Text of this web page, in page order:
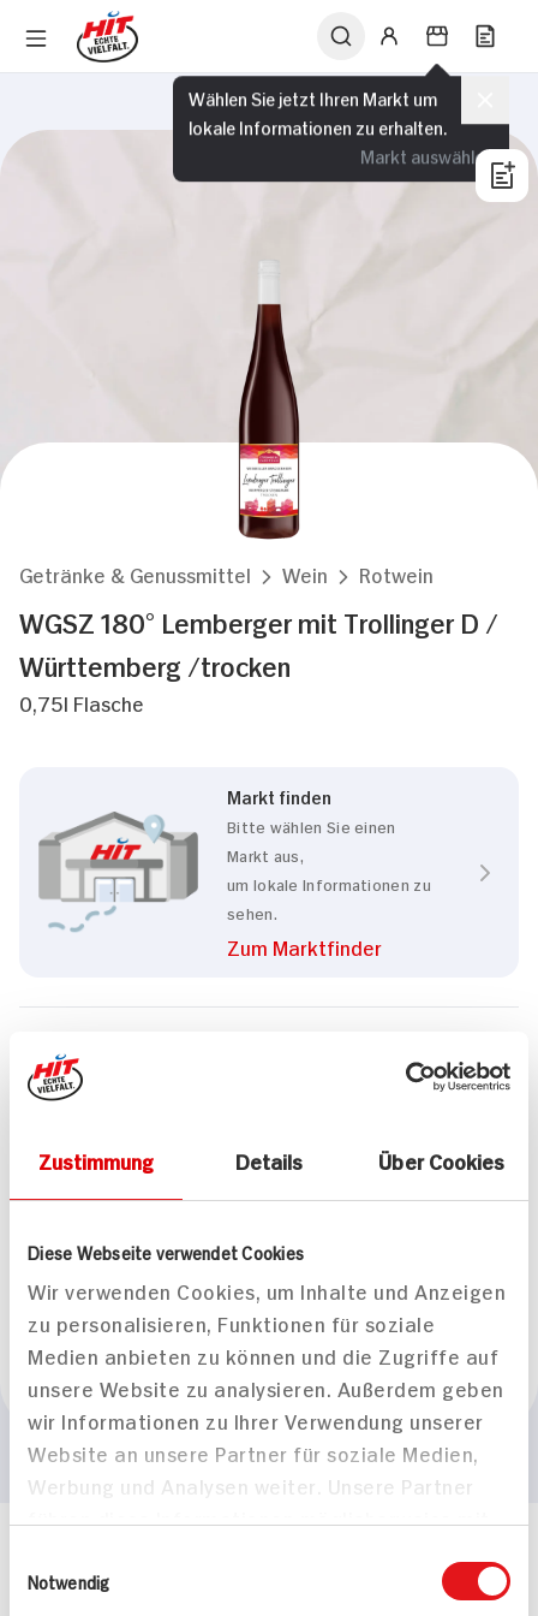
Zustimmung Details Über Cookies
Diese Webseite verwendet Cookies
Wir verwenden Cookies, um Inhalte und Anzeigen
zu personalisieren, Funktionen für soziale
Medien anbieten zu können und die Zugriffe auf
unsere Website zu analysieren. Außerdem geben
wir Informationen zu Ihrer Verwendung unserer
Website an unsere Partner für soziale Medien,
Werbung und Analysen weiter. Unsere Partner
bereitgestellt haben oder die sie im Rahmen
Notwendig
Wählen Sie jetzt Ihren Markt um
lokale Informationen zu erhalten.
Markt auswählen
Getränke & Genussmittel Wein Rotwein
WGSZ 180° Lemberger mit Trollinger D /
Württemberg /trocken
0,75l Flasche
Markt finden
Bitte wählen Sie einen
Markt aus,
um lokale Informationen zu
sehen.
Zum Marktfinder
WGSZ 180°
mittelkräftig
Geschmack
Passt zu
Wildgeflügel, gebratenem Fleisch
Empfohlene Trinktemperatur
+16°C bis +18°C
Mehr Informationen in unserem FAQ